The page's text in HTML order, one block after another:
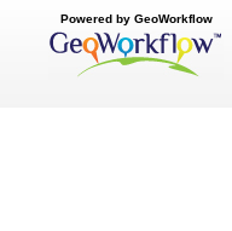
Powered by GeoWorkflow